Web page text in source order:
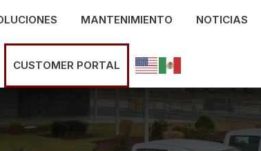
MANTENIMIENTO NOTICIAS
CUSTOMER PORTAL